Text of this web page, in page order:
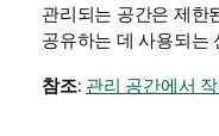
관리되는 공간은 제한
공유하는 데 사용되는
참조: 관리 공간에서